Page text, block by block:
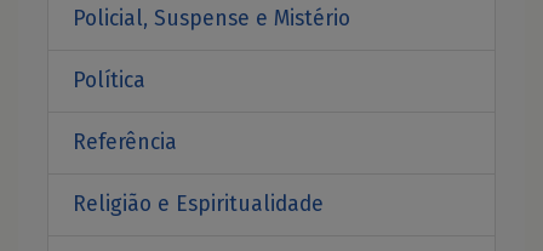
Policial, Suspense e Mistério
Política
Referência
Religião e Espiritualidade